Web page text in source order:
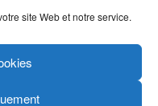
site Web et notre service.